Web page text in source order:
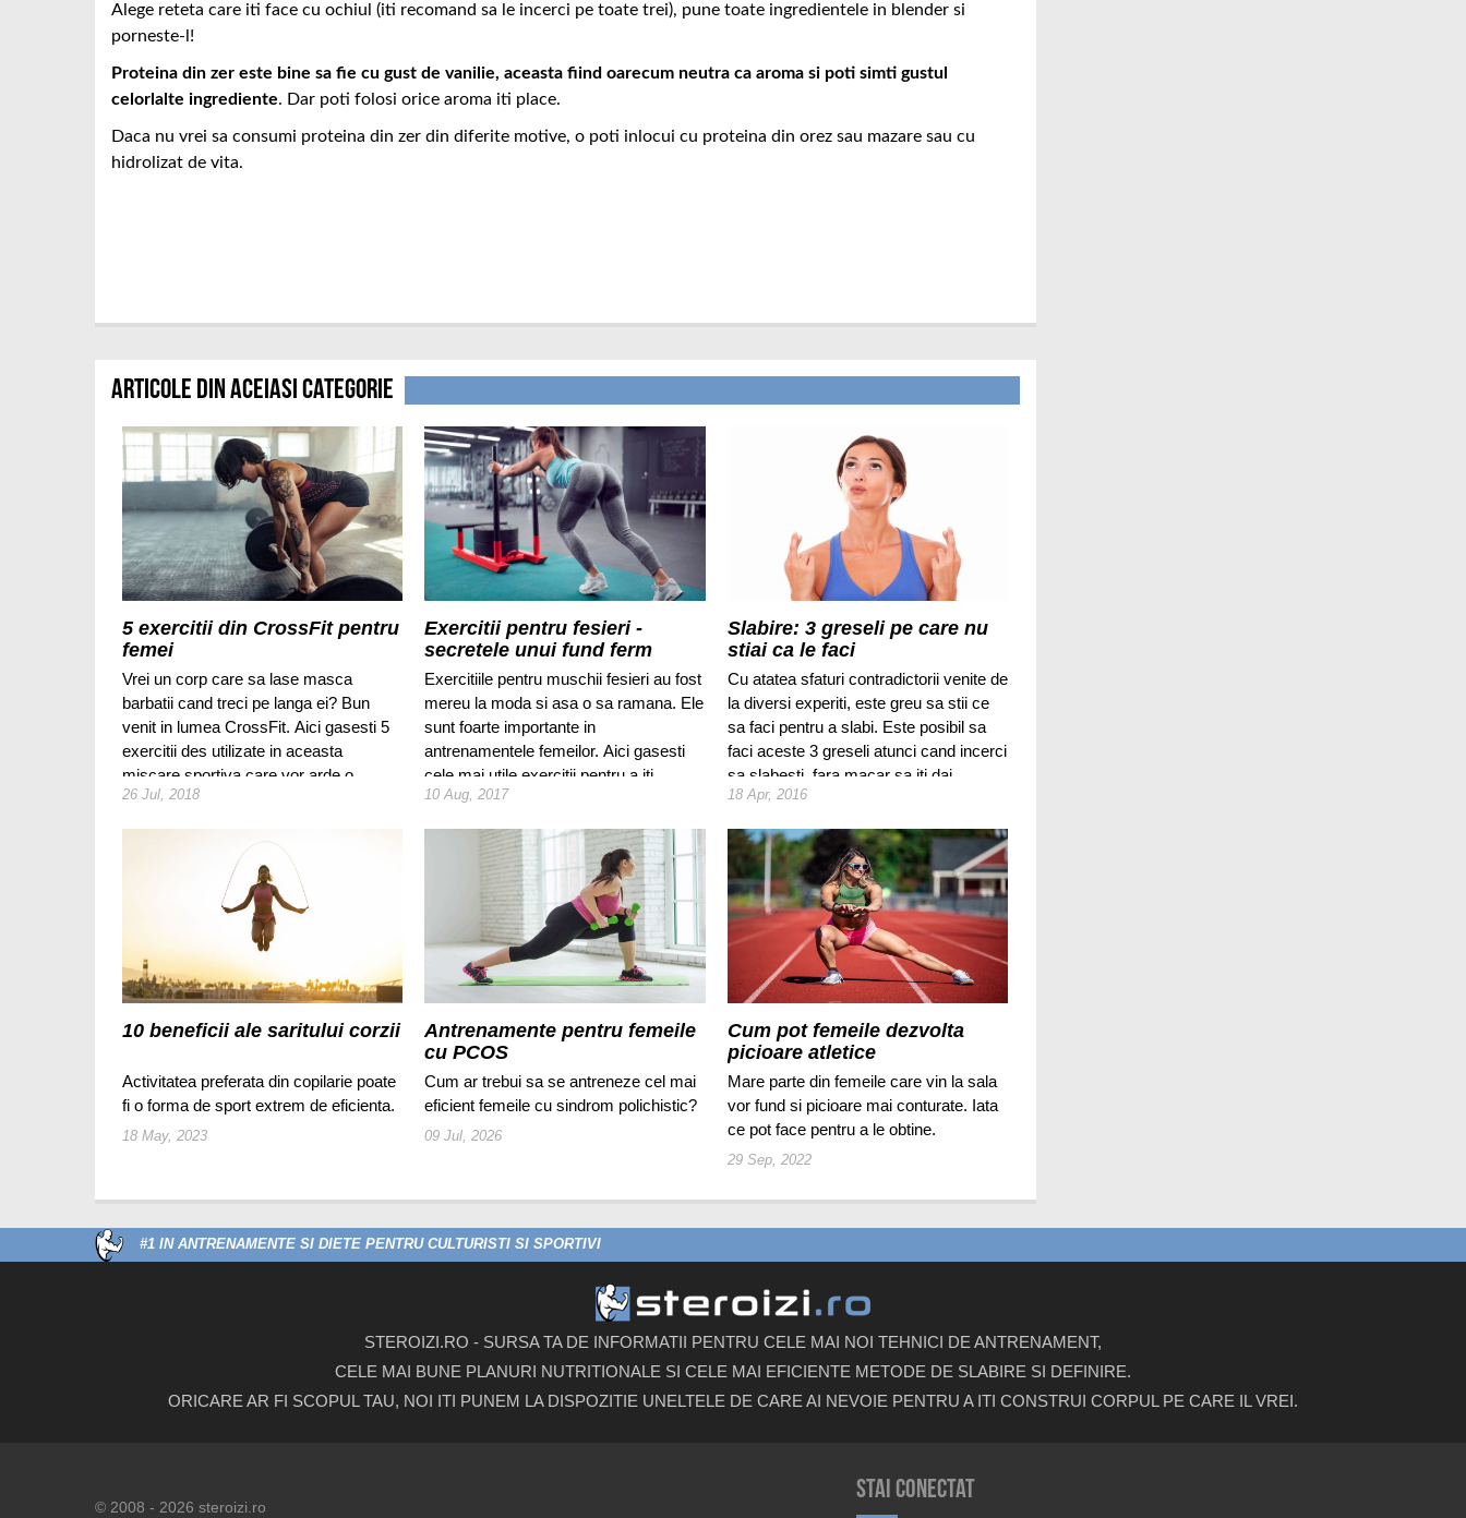
Alege reteta care iti face cu ochiul (iti recomand sa le incerci pe toate trei), pune toate ingredientele in blender si
porneste-l!
Proteina din zer este bine sa fie cu gust de vanilie, aceasta fiind oarecum neutra ca aroma si poti simti gustul
celorlalte ingrediente. Dar poti folosi orice aroma iti place.
Daca nu vrei sa consumi proteina din zer din diferite motive, o poti inlocui cu proteina din orez sau mazare sau cu
hidrolizat de vita.
Articole din aceiasi categorie
5 exercitii din CrossFit pentru
femei
Vrei un corp care sa lase masca
barbatii cand treci pe langa ei? Bun
venit in lumea CrossFit. Aici gasesti 5
exercitii des utilizate in aceasta
miscare sportiva care vor arde o
groaza de grasime, iti vor tonifia
26 Jul, 2018
Exercitii pentru fesieri -
secretele unui fund ferm
Exercitiile pentru muschii fesieri au fost
mereu la moda si asa o sa ramana. Ele
sunt foarte importante in
antrenamentele femeilor. Aici gasesti
cele mai utile exercitii pentru a iti
dezvolta fesierii si a dobandi un fund
10 Aug, 2017
Slabire: 3 greseli pe care nu
stiai ca le faci
Cu atatea sfaturi contradictorii venite de
la diversi experiti, este greu sa stii ce
sa faci pentru a slabi. Este posibil sa
faci aceste 3 greseli atunci cand incerci
sa slabesti, fara macar sa iti dai
seama.
18 Apr, 2016
10 beneficii ale saritului corzii
Activitatea preferata din copilarie poate
fi o forma de sport extrem de eficienta.
18 May, 2023
Antrenamente pentru femeile
cu PCOS
Cum ar trebui sa se antreneze cel mai
eficient femeile cu sindrom polichistic?
09 Jul, 2026
Cum pot femeile dezvolta
picioare atletice
Mare parte din femeile care vin la sala
vor fund si picioare mai conturate. Iata
ce pot face pentru a le obtine.
29 Sep, 2022
#1 IN ANTRENAMENTE SI DIETE PENTRU CULTURISTI SI SPORTIVI
STEROIZI.RO - SURSA TA DE INFORMATII PENTRU CELE MAI NOI TEHNICI DE ANTRENAMENT,
CELE MAI BUNE PLANURI NUTRITIONALE SI CELE MAI EFICIENTE METODE DE SLABIRE SI DEFINIRE.
ORICARE AR FI SCOPUL TAU, NOI ITI PUNEM LA DISPOZITIE UNELTELE DE CARE AI NEVOIE PENTRU A ITI CONSTRUI CORPUL PE CARE IL VREI.
© 2008 - 2026 steroizi.ro
Stai conectat